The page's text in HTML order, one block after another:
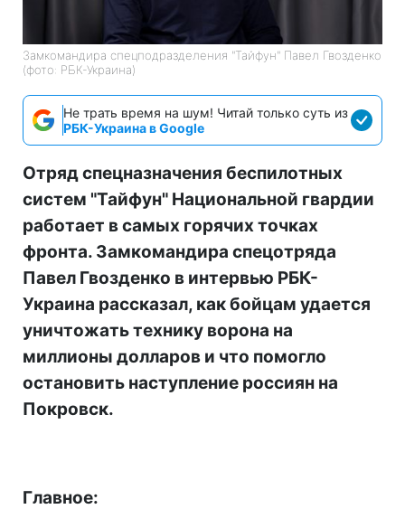
Замкомандира спецподразделения "Тайфун" Павел Гвозденко
(фото: РБК-Украина)
Не трать время на шум! Читай только суть из
РБК-Украина в Google
Отряд спецназначения беспилотных
систем "Тайфун" Национальной гвардии
работает в самых горячих точках
фронта. Замкомандира спецотряда
Павел Гвозденко в интервью РБК-
Украина рассказал, как бойцам удается
уничтожать технику ворона на
миллионы долларов и что помогло
остановить наступление россиян на
Покровск.
Главное: